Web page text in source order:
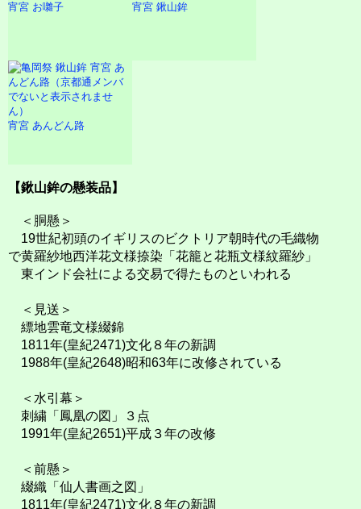
宵宮 お囃子 宵宮 鍬山鉾
宵宮 あんどん路
【鍬山鉾の懸装品】
＜胴懸＞
19世紀初頭のイギリスのビクトリア朝時代の毛織物
で黄羅紗地西洋花文様捺染「花籠と花瓶文様紋羅紗」
東インド会社による交易で得たものといわれる
＜見送＞
縹地雲竜文様綴錦
1811年(皇紀2471)文化８年の新調
1988年(皇紀2648)昭和63年に改修されている
＜水引幕＞
刺繍「鳳凰の図」３点
1991年(皇紀2651)平成３年の改修
＜前懸＞
綴織「仙人書画之図」
1811年(皇紀2471)文化８年の新調